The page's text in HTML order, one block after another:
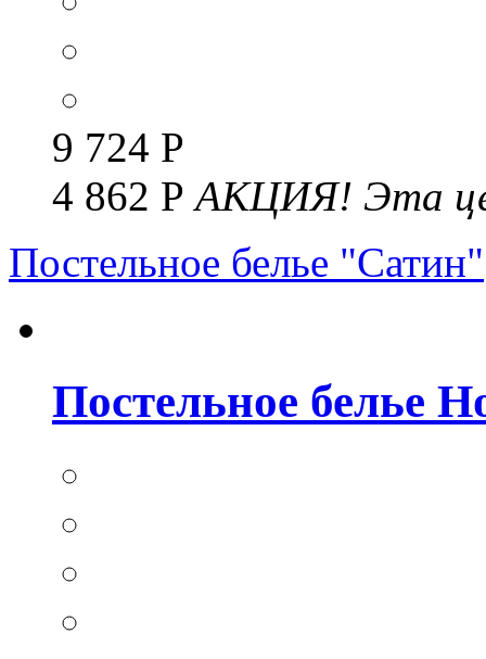
9 724 Р
4 862 РАКЦИЯ! Эта
Постельное белье "Сатин"
Постельное белье